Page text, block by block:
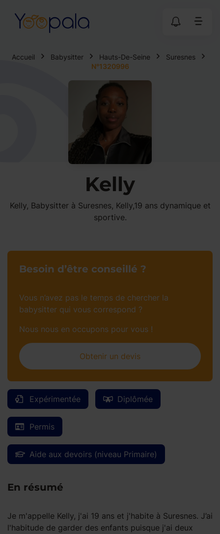
Accueil Babysitter Hauts-De-Seine
Suresnes
N°1320996
Kelly
Kelly, Babysitter à Suresnes, Kelly,19 ans dynamique et
sportive.
Expérimentée Diplômée
Permis
Aide aux devoirs (niveau Primaire)
En résumé
Je m'appelle Kelly, j'ai 19 ans et j'habite à Suresnes. J’ai
l'habitude de garder des enfants puisque j'ai deux
Besoin d’être conseillé ?
Vous n’avez pas le temps de chercher la
babysitter qui vous correspond ?
Nous nous en occupons pour vous !
Obtenir un devis